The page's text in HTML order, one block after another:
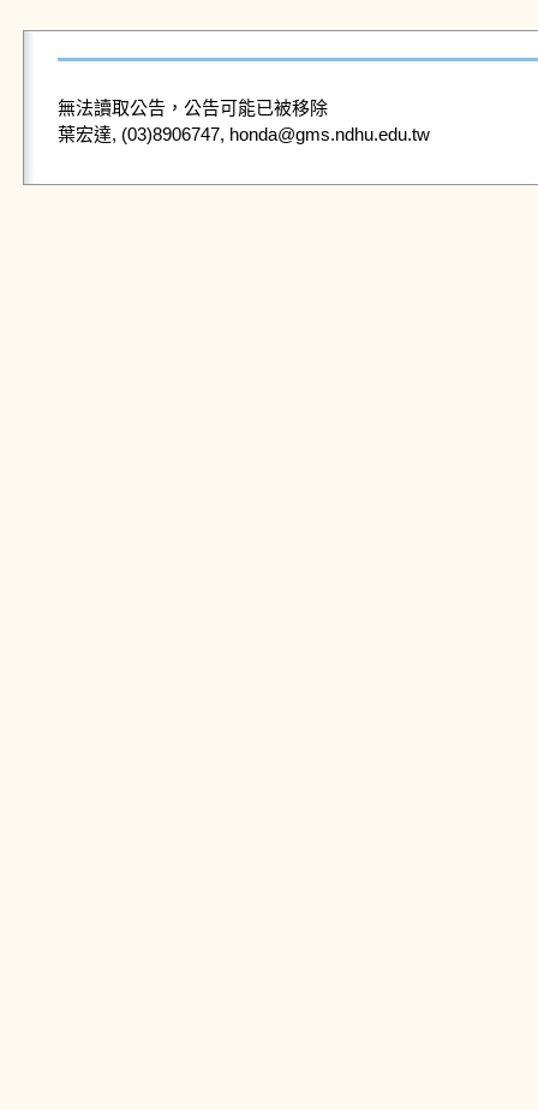
無法讀取公告，公告可能已被移除
葉宏達, (03)8906747, honda@gms.ndhu.edu.tw